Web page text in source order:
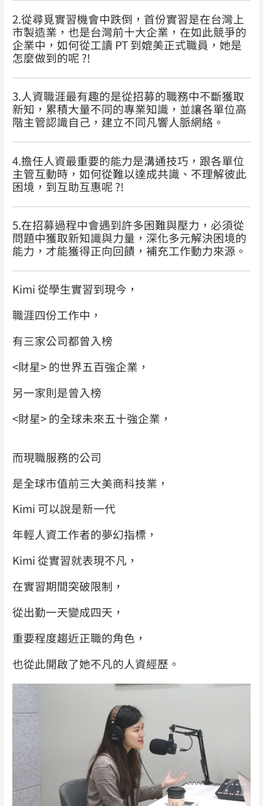
2.從尋覓實習機會中跌倒，首份實習是在台灣上
市製造業，也是台灣前十大企業，在如此競爭的
企業中，如何從工讀 PT 到媲美正式職員，她是
怎麼做到的呢 ?!
3.人資職涯最有趣的是從招募的職務中不斷獲取
新知，累積大量不同的專業知識，並讓各單位高
階主管認識自己，建立不同凡響人脈網絡。
4.擔任人資最重要的能力是溝通技巧，跟各單位
主管互動時，如何從難以達成共識、不理解彼此
困境，到互助互惠呢 ?!
5.在招募過程中會遇到許多困難與壓力，必須從
問題中獲取新知識與力量，深化多元解決困境的
能力，才能獲得正向回饋，補充工作動力來源。
Kimi 從學生實習到現今，
職涯四份工作中，
有三家公司都曾入榜
<財星> 的世界五百強企業，
另一家則是曾入榜
<財星> 的全球未來五十強企業，
而現職服務的公司
是全球市值前三大美商科技業，
Kimi 可以說是新一代
年輕人資工作者的夢幻指標，
Kimi 從實習就表現不凡，
在實習期間突破限制，
從出勤一天變成四天，
重要程度趨近正職的角色，
也從此開啟了她不凡的人資經歷。